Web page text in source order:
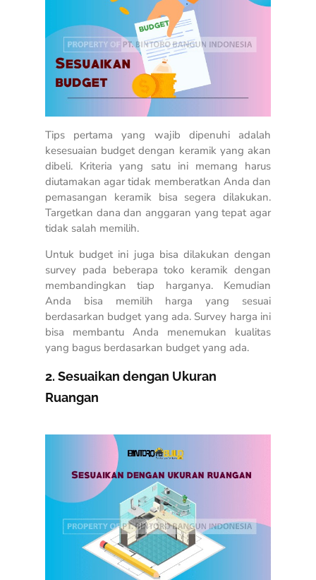
Tips pertama yang wajib dipenuhi adalah
kesesuaian budget dengan keramik yang akan
dibeli. Kriteria yang satu ini memang harus
diutamakan agar tidak memberatkan Anda dan
pemasangan keramik bisa segera dilakukan.
Targetkan dana dan anggaran yang tepat agar
tidak salah memilih.
Untuk budget ini juga bisa dilakukan dengan
survey pada beberapa toko keramik dengan
membandingkan tiap harganya. Kemudian
Anda bisa memilih harga yang sesuai
berdasarkan budget yang ada. Survey harga ini
bisa membantu Anda menemukan kualitas
yang bagus berdasarkan budget yang ada.
2. Sesuaikan dengan Ukuran
Ruangan